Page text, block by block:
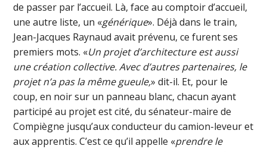
de passer par l’accueil. Là, face au comptoir d’accueil,
une autre liste, un «générique». Déjà dans le train,
Jean-Jacques Raynaud avait prévenu, ce furent ses
premiers mots. «Un projet d’architecture est aussi
une création collective. Avec d’autres partenaires, le
projet n’a pas la même gueule,» dit-il. Et, pour le
coup, en noir sur un panneau blanc, chacun ayant
participé au projet est cité, du sénateur-maire de
Compiègne jusqu’aux conducteur du camion-leveur et
aux apprentis. C’est ce qu’il appelle «prendre le